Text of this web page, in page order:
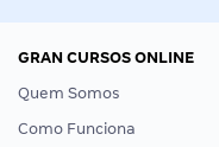
GRAN CURSOS ONLINE
Quem Somos
Como Funciona